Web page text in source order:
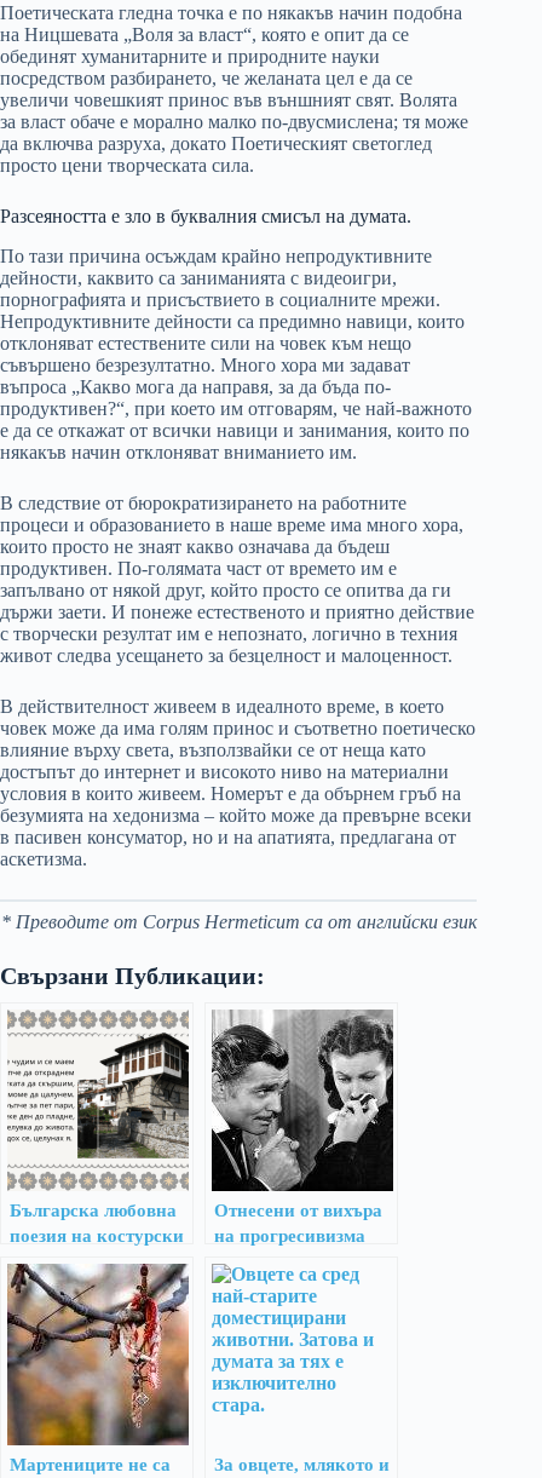
Поетическата гледна точка е по някакъв начин подобна
на Ницшевата „Воля за власт“, която е опит да се
обединят хуманитарните и природните науки
посредством разбирането, че желаната цел е да се
увеличи човешкият принос във външният свят. Волята
за власт обаче е морално малко по-двусмислена; тя може
да включва разруха, докато Поетическият светоглед
просто цени творческата сила.
Разсеяността е зло в буквалния смисъл на думата.
По тази причина осъждам крайно непродуктивните
дейности, каквито са заниманията с видеоигри,
порнографията и присъствието в социалните мрежи.
Непродуктивните дейности са предимно навици, които
отклоняват естествените сили на човек към нещо
съвършено безрезултатно. Много хора ми задават
въпроса „Какво мога да направя, за да бъда по-
продуктивен?“, при което им отговарям, че най-важното
е да се откажат от всички навици и занимания, които по
някакъв начин отклоняват вниманието им.
В следствие от бюрократизирането на работните
процеси и образованието в наше време има много хора,
които просто не знаят какво означава да бъдеш
продуктивен. По-голямата част от времето им е
запълвано от някой друг, който просто се опитва да ги
държи заети. И понеже естественото и приятно действие
с творчески резултат им е непознато, логично в техния
живот следва усещането за безцелност и малоценност.
В действителност живеем в идеалното време, в което
човек може да има голям принос и съответно поетическо
влияние върху света, възползвайки се от неща като
достъпът до интернет и високото ниво на материални
условия в които живеем. Номерът е да обърнем гръб на
безумията на хедонизма – който може да превърне всеки
в пасивен консуматор, но и на апатията, предлагана от
аскетизма.
* Преводите от Corpus Hermeticum са от английски език
Свързани Публикации:
Българска любовна
поезия на костурски
диалект от ХVІ век
Отнесени от вихъра
на прогресивизма
Мартениците не са
За овцете, млякото и